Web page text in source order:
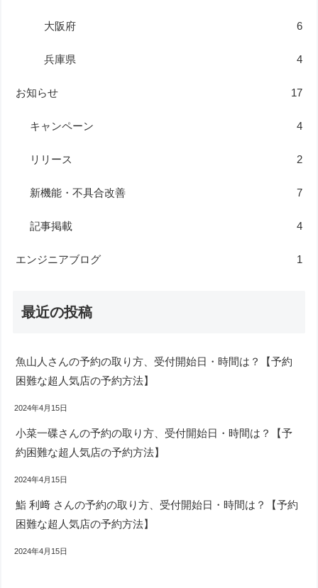
大阪府 6
兵庫県 4
お知らせ 17
キャンペーン 4
リリース 2
新機能・不具合改善 7
記事掲載 4
エンジニアブログ 1
最近の投稿
魚山人さんの予約の取り方、受付開始日・時間は？【予約
困難な超人気店の予約方法】
2024年4月15日
小菜一碟さんの予約の取り方、受付開始日・時間は？【予
約困難な超人気店の予約方法】
2024年4月15日
鮨 利﨑 さんの予約の取り方、受付開始日・時間は？【予約
困難な超人気店の予約方法】
2024年4月15日